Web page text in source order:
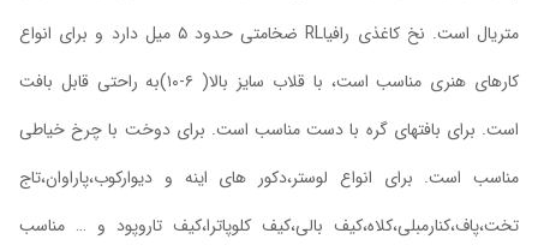
متریال است. نخ کاغذی رافیاRL ضخامتی حدود ۵ میل دارد و برای انواع
کارهای هنری مناسب است، با قلاب سایز بالا( ۶-۱۰)به راحتی قابل بافت
است. برای بافتهای گره با دست مناسب است. برای دوخت با چرخ خیاطی
مناسب است. برای انواع لوستر،دکور های اینه و دیوارکوب،پاراوان،تاج
تخت،پاف،کنارمبلی،کلاه،کیف بالی،کیف کلوپاترا،کیف تاروپود و … مناسب